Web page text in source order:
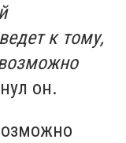
к тому,
он.